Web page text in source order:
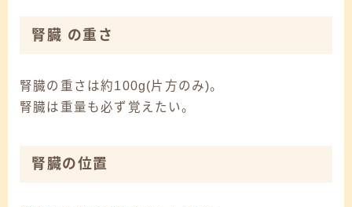
腎臓 の重さ
腎臓の重さは約100g(片方のみ)。
腎臓は重量も必ず覚えたい。
腎臓の位置